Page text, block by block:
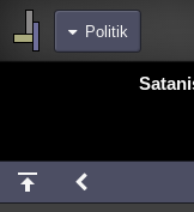
Politik
Chat Wiki
meine Rubriken